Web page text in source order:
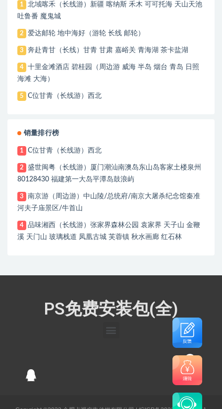
1
北域喀禾（长线游）新疆 喀纳斯 禾木 可可托海 天山天池
吐鲁番 魔鬼城
2 爱达邮轮 地中海好（游轮 长线 邮轮）
3 奔赴青甘（长线）甘青 甘肃 嘉峪关 青海湖 茶卡盐湖
4
十里金滩酒店 碧桂园（周边游 威海 半岛 烟台 青岛 日照
海滩 大海）
5 C位甘青（长线游）西北
销量排行榜
1 C位甘青（长线游）西北
2
盛世闽粤（长线游）厦门潮汕南澳岛东山岛客家土楼泉州
80128430 福建第一大岛平潭岛鼓浪屿
3
南京游（周边游）中山陵/总统府/南京大屠杀纪念馆秦准
河夫子庙景区/牛首山
4
品味湘西（长线游）张家界森林公园 袁家界 天子山 金鞭
溪 天门山 玻璃栈道 凤凰古城 芙蓉镇 秋水画廊 红石林
PS免费安装包(全)